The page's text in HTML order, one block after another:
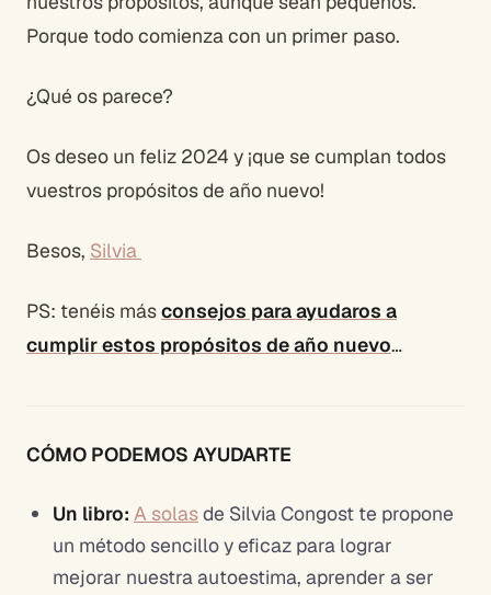
Porque todo comienza con un primer paso.
¿Qué os parece?
Os deseo un feliz 2024 y ¡que se cumplan todos
vuestros propósitos de año nuevo!
Besos, Silvia
PS: tenéis másconsejos para ayudaros a
cumplir estos propósitos de año nuevo…
CÓMO PODEMOS AYUDARTE
Un libro: A solasde Silvia Congost te propone
un método sencillo y eficaz para lograr
mejorar nuestra autoestima, aprender a ser